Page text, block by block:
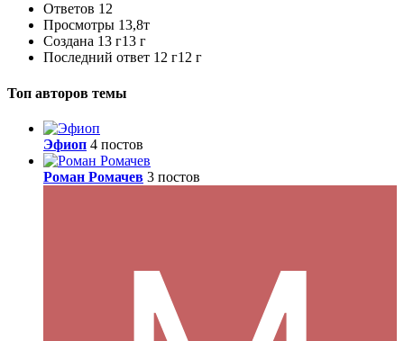
Ответов 12
Просмотры 13,8т
Создана 13 г13 г
Последний ответ 12 г12 г
Топ авторов темы
Эфиоп 4 постов
Роман Ромачев 3 постов